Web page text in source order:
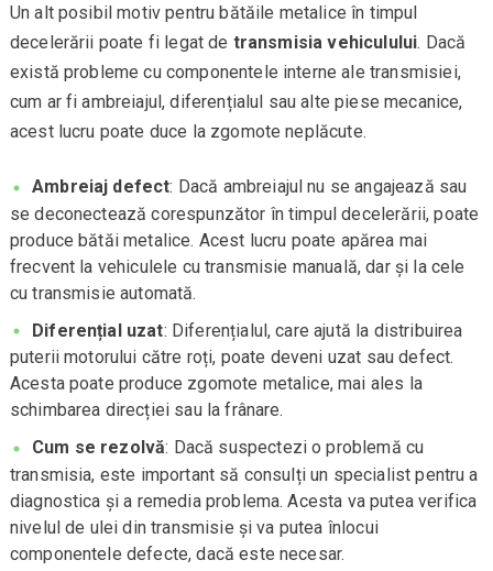
Un alt posibil motiv pentru bătăile metalice în timpul
decelerării poate fi legat de transmisia vehiculului. Dacă
există probleme cu componentele interne ale transmisiei,
cum ar fi ambreiajul, diferențialul sau alte piese mecanice,
acest lucru poate duce la zgomote neplăcute.
Ambreiaj defect: Dacă ambreiajul nu se angajează sau
se deconectează corespunzător în timpul decelerării, poate
produce bătăi metalice. Acest lucru poate apărea mai
frecvent la vehiculele cu transmisie manuală, dar și la cele
cu transmisie automată.
Diferențial uzat: Diferențialul, care ajută la distribuirea
puterii motorului către roți, poate deveni uzat sau defect.
Acesta poate produce zgomote metalice, mai ales la
schimbarea direcției sau la frânare.
Cum se rezolvă: Dacă suspectezi o problemă cu
transmisia, este important să consulți un specialist pentru a
diagnostica și a remedia problema. Acesta va putea verifica
nivelul de ulei din transmisie și va putea înlocui
componentele defecte, dacă este necesar.